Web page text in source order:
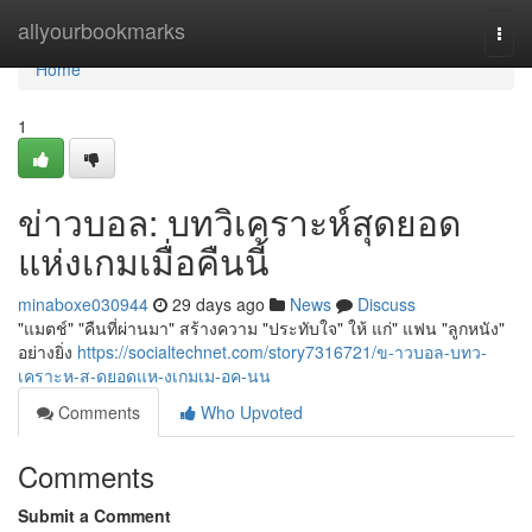
allyourbookmarks
Home
Home
1
ข่าวบอล: บทวิเคราะห์สุดยอด
แห่งเกมเมื่อคืนนี้
minaboxe030944 29 days ago News
Discuss
"แมตช์" "คืนที่ผ่านมา" สร้างความ "ประทับใจ" ให้ แก่" แฟน "ลูกหนัง"
อย่างยิ่ง https://socialtechnet.com/story7316721/ข-าวบอล-บทว-
เคราะห-ส-ดยอดแห-งเกมเม-อค-นน
Comments
Who Upvoted
Comments
Submit a Comment